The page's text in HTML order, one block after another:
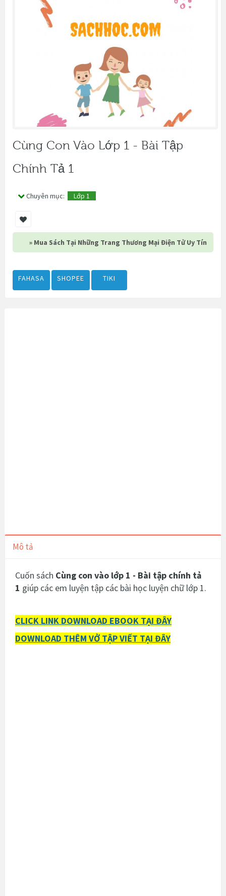
Cùng Con Vào Lớp 1 - Bài Tập
Chính Tả 1
Chuyên mục: Lớp 1
» Mua Sách Tại Những Trang Thương Mại Điện Tử Uy Tín
FAHASA SHOPEE TIKI
Mô tả
Cuốn sách Cùng con vào lớp 1 - Bài tập chính tả
1 giúp các em luyện tập các bài học luyện chữ lớp 1.
CLICK LINK DOWNLOAD EBOOK TẠI ĐÂY
DOWNLOAD THÊM VỞ TẬP VIẾT TẠI ĐÂY